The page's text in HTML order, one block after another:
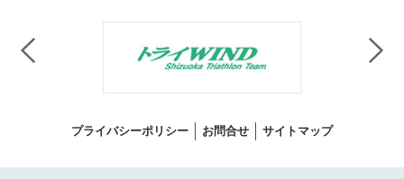
プライバシーポリシー お問合せ サイトマップ